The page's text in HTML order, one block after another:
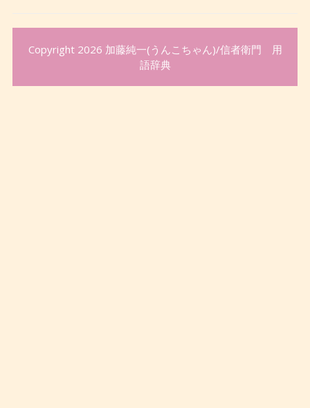
Copyright 2026 加藤純一(うんこちゃん)/信者衛門 用
語辞典